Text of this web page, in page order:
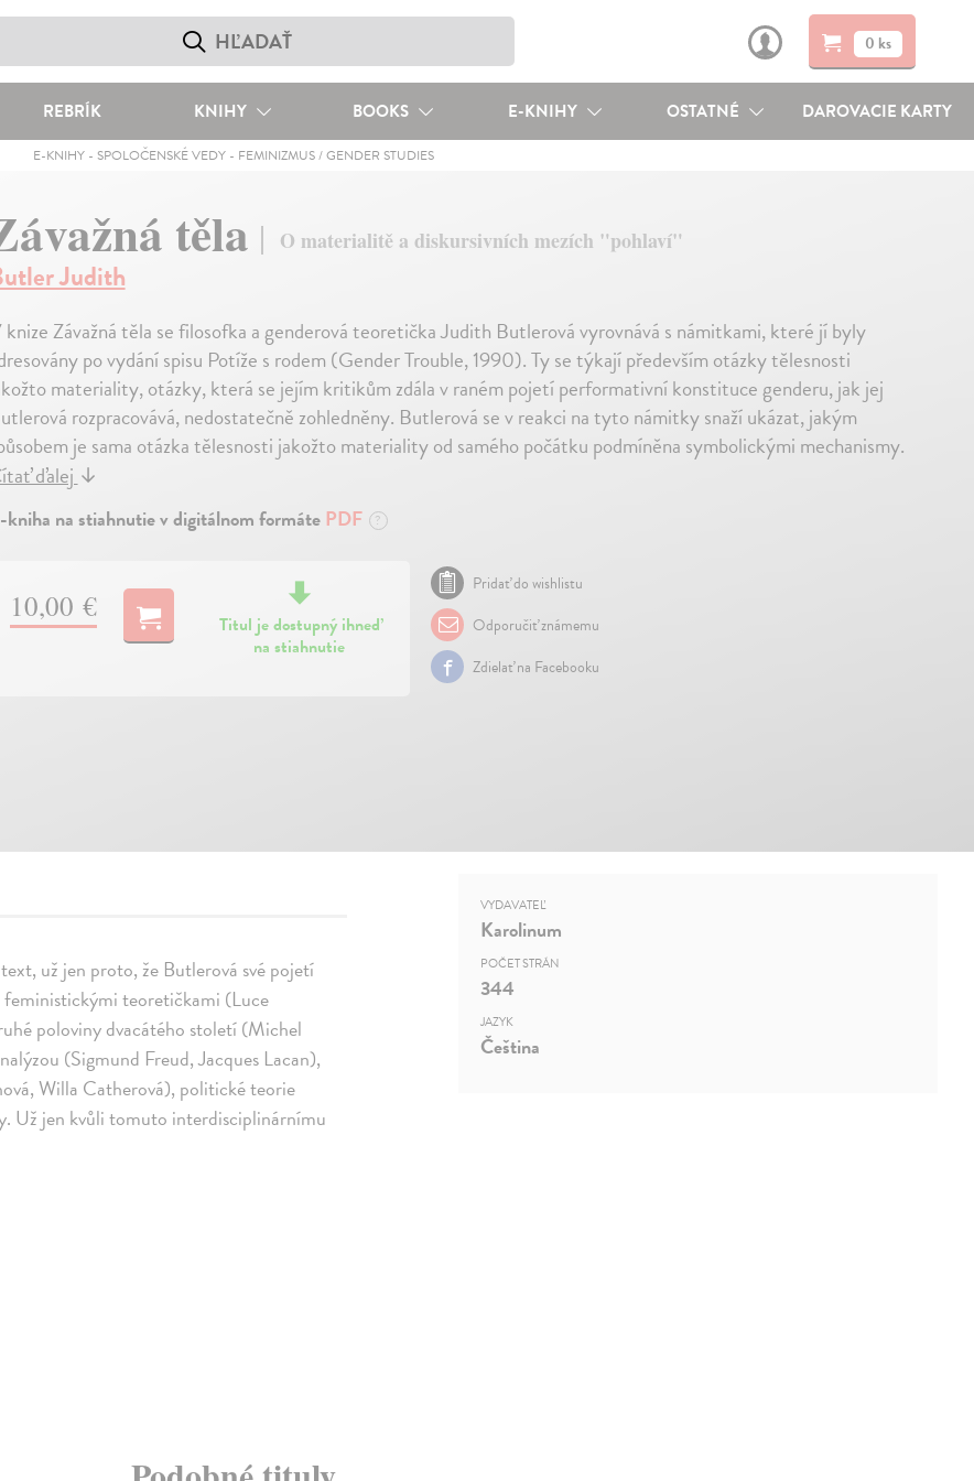
0 ks
REBRÍK KNIHY BOOKS E-KNIHY OSTATNÉ DAROVACIE KARTY
E-KNIHY- SPOLOČENSKÉ VEDY- FEMINIZMUS / GENDER STUDIES
těla O materialitě a diskursivních mezích "pohlaví"
Judith
Závažná těla se filosofka a genderová teoretička Judith Butlerová vyrovnává s námitkami, které jí byly
po vydání spisu Potíže s rodem (Gender Trouble, 1990). Ty se týkají především otázky tělesnosti
materiality, otázky, která se jejím kritikům zdála v raném pojetí performativní konstituce genderu, jak jej
rozpracovává, nedostatečně zohledněny. Butlerová se v reakci na tyto námitky snaží ukázat, jakým
je sama otázka tělesnosti jakožto materiality od samého počátku podmíněna symbolickými mechanismy.
ďalej↓
kniha na stiahnutie v digitálnom formátePDF ?
10,00 €
Titul je dostupný ihneď
na stiahnutie
Pridať do wishlistu
Odporučiť známemu
Zdielať na Facebooku
už jen proto, že Butlerová své pojetí
feministickými teoretičkami (Luce
poloviny dvacátého století (Michel
(Sigmund Freud, Jacques Lacan),
Willa Catherová), politické teorie
Už jen kvůli tomuto interdisciplinárnímu
VYDAVATEĽ
Karolinum
POČET STRÁN
344
JAZYK
Čeština